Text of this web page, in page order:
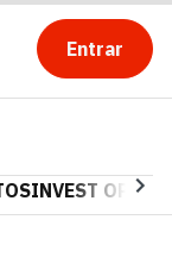
Entrar
INVEST OPINA